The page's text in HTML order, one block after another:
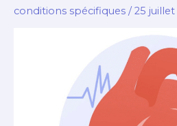
conditions spécifiques /25